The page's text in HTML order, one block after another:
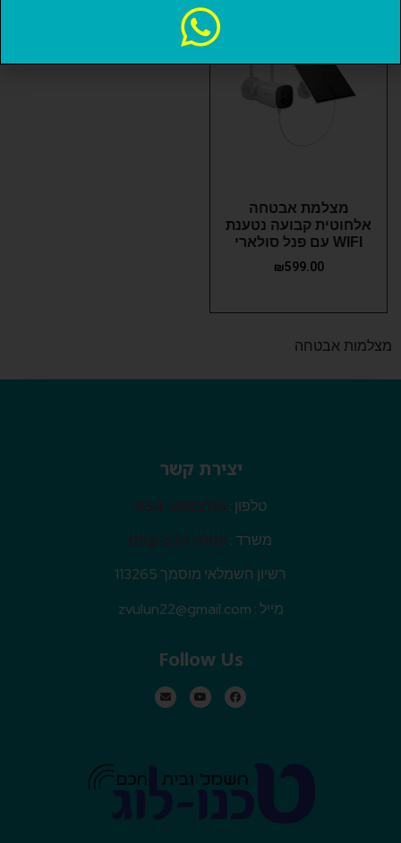
מצלמת אבטחה
אלחוטית קבועה נטענת
WIFI עם פנל סולארי
₪599.00
מצלמות אבטחה
יצירת קשר
טלפון : 054-9982136
משרד : 052-5347009
רשיון חשמלאי מוסמך 113265
מייל : zvulun22@gmail.com
Follow Us